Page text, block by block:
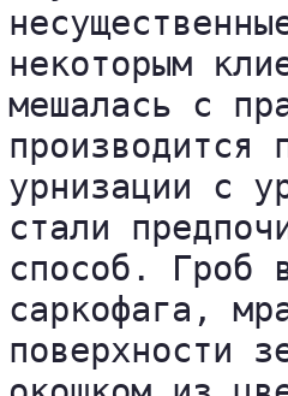
некоторым
мешалась с
производится
урнизации с
стали
способ. Гроб
саркофага,
поверхности